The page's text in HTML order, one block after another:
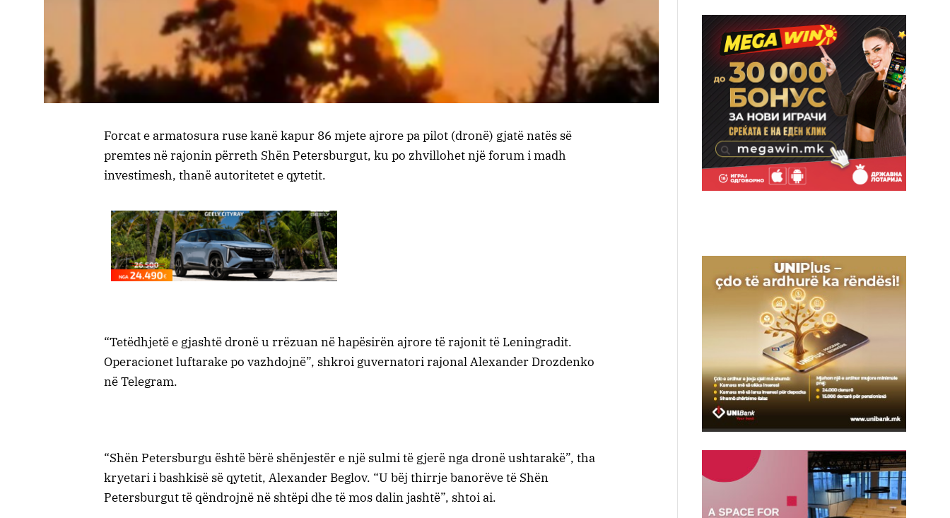
Forcat e armatosura ruse kanë kapur 86 mjete ajrore pa pilot (dronë) gjatë natës së
premtes në rajonin përreth Shën Petersburgut, ku po zhvillohet një forum i madh
investimesh, thanë autoritetet e qytetit.
“Tetëdhjetë e gjashtë dronë u rrëzuan në hapësirën ajrore të rajonit të Leningradit.
Operacionet luftarake po vazhdojnë”, shkroi guvernatori rajonal Alexander Drozdenko
në Telegram.
“Shën Petersburgu është bërë shënjestër e një sulmi të gjerë nga dronë ushtarakë”, tha
kryetari i bashkisë së qytetit, Alexander Beglov. “U bëj thirrje banorëve të Shën
Petersburgut të qëndrojnë në shtëpi dhe të mos dalin jashtë”, shtoi ai.